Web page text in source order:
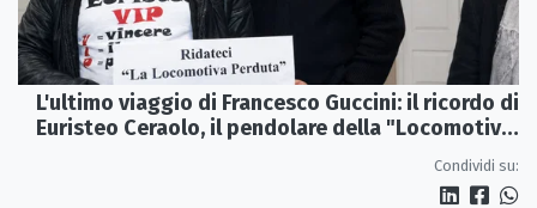
L'ultimo viaggio di Francesco Guccini: il ricordo di
Euristeo Ceraolo, il pendolare della "Locomotiva
Condividi su: